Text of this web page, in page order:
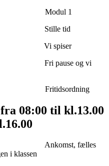
Modul 1
Stille tid
Vi spiser
pause og vi
08:00 til kl.13.00
fælles
i klassen